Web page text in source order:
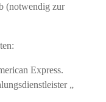
(notwendig zur
Express.
„